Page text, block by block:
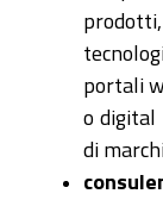
portali
o digital
di